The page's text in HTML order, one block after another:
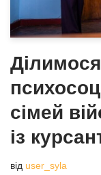
сімей
із
від user_syla